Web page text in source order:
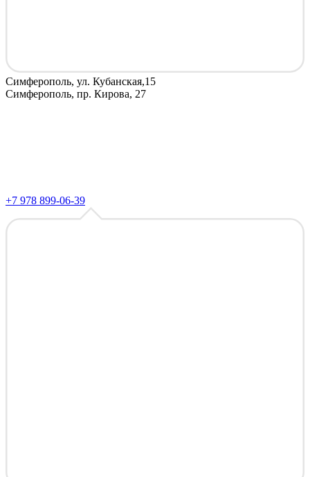
Симферополь, ул. Кубанская,15
Симферополь, пр. Кирова, 27
+7 978 899-06-39